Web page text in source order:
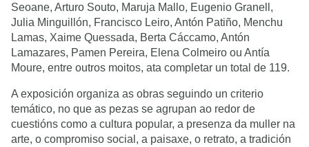
Seoane, Arturo Souto, Maruja Mallo, Eugenio Granell,
Julia Minguillón, Francisco Leiro, Antón Patiño, Menchu
Lamas, Xaime Quessada, Berta Cáccamo, Antón
Lamazares, Pamen Pereira, Elena Colmeiro ou Antía
Moure, entre outros moitos, ata completar un total de 119.
A exposición organiza as obras seguindo un criterio
temático, no que as pezas se agrupan ao redor de
cuestións como a cultura popular, a presenza da muller na
arte, o compromiso social, a paisaxe, o retrato, a tradición